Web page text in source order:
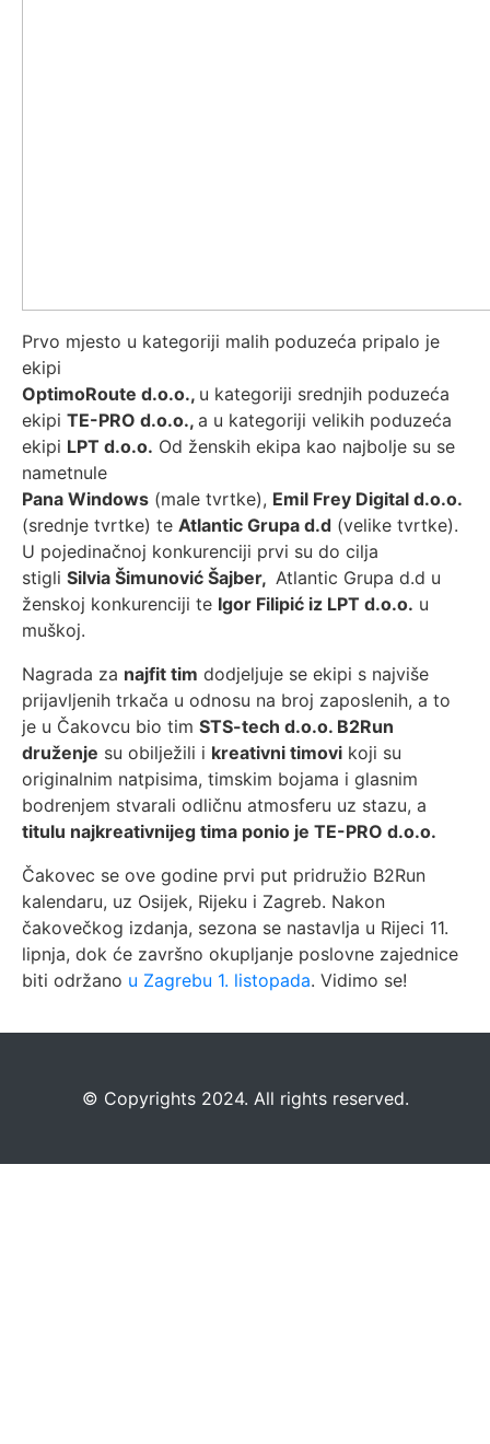
Prvo mjesto u kategoriji malih poduzeća pripalo je
ekipi
OptimoRoute d.o.o., u kategoriji srednjih poduzeća
ekipi TE-PRO d.o.o., a u kategoriji velikih poduzeća
ekipi LPT d.o.o. Od ženskih ekipa kao najbolje su se
nametnule
Pana Windows (male tvrtke), Emil Frey Digital d.o.o.
(srednje tvrtke) te Atlantic Grupa d.d (velike tvrtke).
U pojedinačnoj konkurenciji prvi su do cilja
stigli Silvia Šimunović Šajber, Atlantic Grupa d.d u
ženskoj konkurenciji te Igor Filipić iz LPT d.o.o. u
muškoj.
Nagrada za najfit tim dodjeljuje se ekipi s najviše
prijavljenih trkača u odnosu na broj zaposlenih, a to
je u Čakovcu bio tim STS-tech d.o.o. B2Run
druženje su obilježili i kreativni timovi koji su
originalnim natpisima, timskim bojama i glasnim
bodrenjem stvarali odličnu atmosferu uz stazu, a
titulu najkreativnijeg tima ponio je TE-PRO d.o.o.
Čakovec se ove godine prvi put pridružio B2Run
kalendaru, uz Osijek, Rijeku i Zagreb. Nakon
čakovečkog izdanja, sezona se nastavlja u Rijeci 11.
lipnja, dok će završno okupljanje poslovne zajednice
biti održano u Zagrebu 1. listopada. Vidimo se!
©️ Copyrights 2024. All rights reserved.